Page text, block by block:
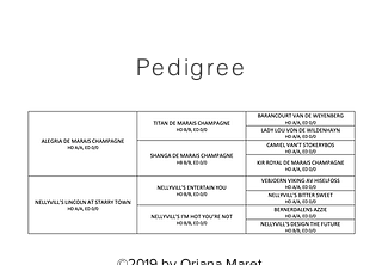
Pedigree